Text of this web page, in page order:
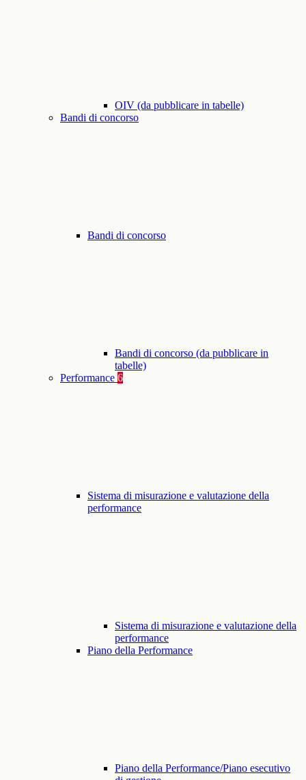
OIV (da pubblicare in tabelle)
Bandi di concorso
Bandi di concorso
Bandi di concorso (da pubblicare in
tabelle)
Performance 6
Sistema di misurazione e valutazione della
performance
Sistema di misurazione e valutazione della
performance
Piano della Performance
Piano della Performance/Piano esecutivo